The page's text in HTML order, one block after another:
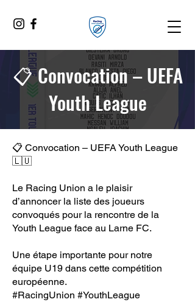
📋 Convocation – UEFA
Youth League
📋 Convocation – UEFA Youth League
🇱🇺
Le Racing Union a le plaisir
d’annoncer la liste des joueurs
convoqués pour la rencontre de la
Youth League face au Larne FC.
Une étape importante pour notre
équipe U19 dans cette compétition
européenne.
#RacingUnion #YouthLeague